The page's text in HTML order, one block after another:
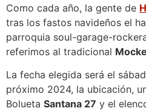
Como cada año, la gente de
tras los fastos navideños el
parroquia soul-garage-
referimos al tradicional
La fecha elegida será el
próximo 2024, la ubicación,
Bolueta Santana 27 y el